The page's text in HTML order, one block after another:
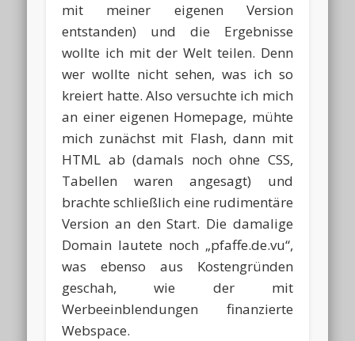
mit meiner eigenen Version
entstanden) und die Ergebnisse
wollte ich mit der Welt teilen. Denn
wer wollte nicht sehen, was ich so
kreiert hatte. Also versuchte ich mich
an einer eigenen Homepage, mühte
mich zunächst mit Flash, dann mit
HTML ab (damals noch ohne CSS,
Tabellen waren angesagt) und
brachte schließlich eine rudimentäre
Version an den Start. Die damalige
Domain lautete noch „pfaffe.de.vu“,
was ebenso aus Kostengründen
geschah, wie der mit
Werbeeinblendungen finanzierte
Webspace.